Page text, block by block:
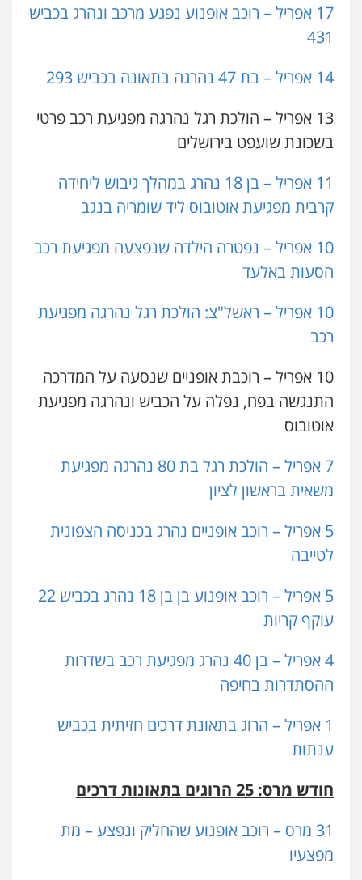
17 אפריל – רוכב אופנוע נפגע מרכב ונהרג בכביש
431
14 אפריל – בת 47 נהרגה בתאונה בכביש 293
13 אפריל – הולכת רגל נהרגה מפגיעת רכב פרטי
בשכונת שועפט בירושלים
11 אפריל – בן 18 נהרג במהלך גיבוש ליחידה
קרבית מפגיעת אוטובוס ליד שומריה בנגב
10 אפריל – נפטרה הילדה שנפצעה מפגיעת רכב
הסעות באלעד
10 אפריל – ראשל"צ: הולכת רגל נהרגה מפגיעת
רכב
10 אפריל – רוכבת אופניים שנסעה על המדרכה
התנגשה בפח, נפלה על הכביש ונהרגה מפגיעת
אוטובוס
7 אפריל – הולכת רגל בת 80 נהרגה מפגיעת
משאית בראשון לציון
5 אפריל – רוכב אופניים נהרג בכניסה הצפונית
לטייבה
5 אפריל – רוכב אופנוע בן בן 18 נהרג בכביש 22
עוקף קריות
4 אפריל – בן 40 נהרג מפגיעת רכב בשדרות
ההסתדרות בחיפה
1 אפריל – הרוג בתאונת דרכים חזיתית בכביש
ענתות
חודש מרס: 25 הרוגים בתאונות דרכים
31 מרס – רוכב אופנוע שהחליק ונפצע – מת
מפצעיו